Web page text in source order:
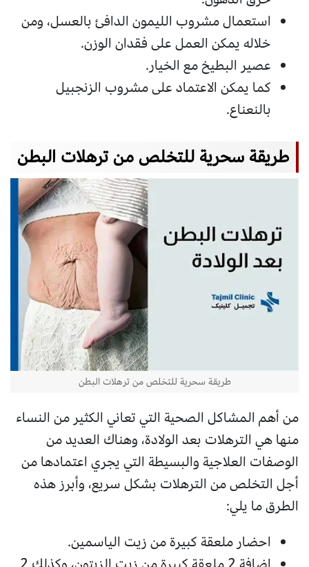
استعمال مشروب الليمون الدافئ بالعسل، ومن
خلاله يمكن العمل على فقدان الوزن.
عصير البطيخ مع الخيار.
كما يمكن الاعتماد على مشروب الزنجبيل
بالنعناع.
طريقة سحرية للتخلص من ترهلات البطن
طريقة سحرية للتخلص من ترهلات البطن
من أهم المشاكل الصحية التي تعاني الكثير من النساء
منها هي الترهلات بعد الولادة، وهناك العديد من
الوصفات العلاجية والبسيطة التي يجري اعتمادها من
أجل التخلص من الترهلات بشكل سريع، وأبرز هذه
الطرق ما يلي:
احضار ملعقة كبيرة من زيت الياسمين.